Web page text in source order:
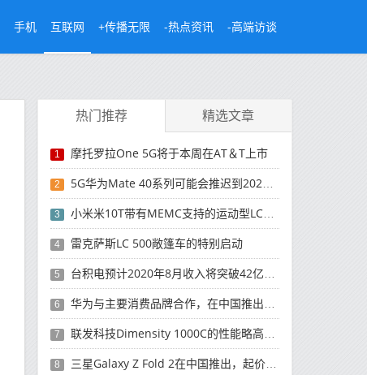
手机 互联网 +传播无限 -热点资讯 -高端访谈
热门推荐 精选文章
1 摩托罗拉One 5G将于本周在AT＆T上市
2 5G华为Mate 40系列可能会推迟到2021年
3 小米米10T带有MEMC支持的运动型LCD屏幕
4 雷克萨斯LC 500敞篷车的特别启动
5 台积电预计2020年8月收入将突破42亿美元，创历史新高
6 华为与主要消费品牌合作，在中国推出采用HarmonyOS 2.0的智能家居产品
7 联发科技Dimensity 1000C的性能略高于Snapdragon 765G
8 三星Galaxy Z Fold 2在中国推出，起价为16,999元